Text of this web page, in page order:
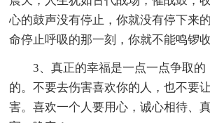
心的鼓声没有停止，你就没有停下来
命停止呼吸的那一刻，你就不能鸣锣
3、真正的幸福是一点一点争取的
的。不要去伤害喜欢你的人，也不要
害。喜欢一个人要用心，诚心相待、